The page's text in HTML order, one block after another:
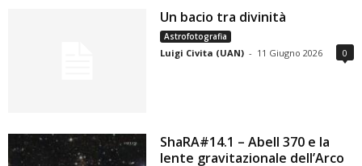
Un bacio tra divinità
Astrofotografia
Luigi Civita (UAN) - 11 Giugno 2026 0
ShaRA#14.1 – Abell 370 e la
lente gravitazionale dell’Arco